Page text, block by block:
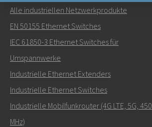
Senden Sie eine E-Mail an Carl
Wie kann Carl Sie kontaktieren?
Alle industriellen Netzwerkprodukte
EN 50155 Ethernet Switches
IEC 61850-3 Ethernet Switches für
Umspannwerke
Industrielle Ethernet Extenders
Industrielle Ethernet Switches
Industrielle Mobilfunkrouter (4G LTE, 5G, 450
MHz)